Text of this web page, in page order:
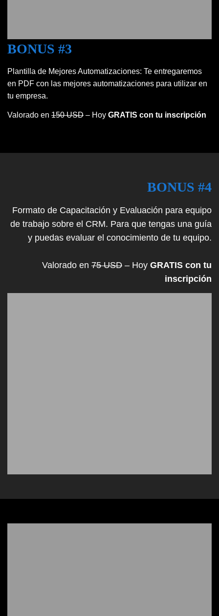
BONUS #3
Plantilla de Mejores Automatizaciones: Te entregaremos
en PDF con las mejores automatizaciones para utilizar en
tu empresa.
Valorado en 150 USD – Hoy GRATIS con tu inscripción
BONUS #4
Formato de Capacitación y Evaluación para equipo
de trabajo sobre el CRM. Para que tengas una guía
y puedas evaluar el conocimiento de tu equipo.
Valorado en 75 USD – Hoy GRATIS con tu
inscripción